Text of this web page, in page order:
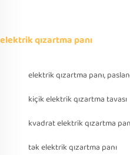
elektrik qızartma panı
elektrik qızartma panı,
kiçik elektrik qızartma tavası
kvadrat elektrik qızartma
tək elektrik qızartma panı